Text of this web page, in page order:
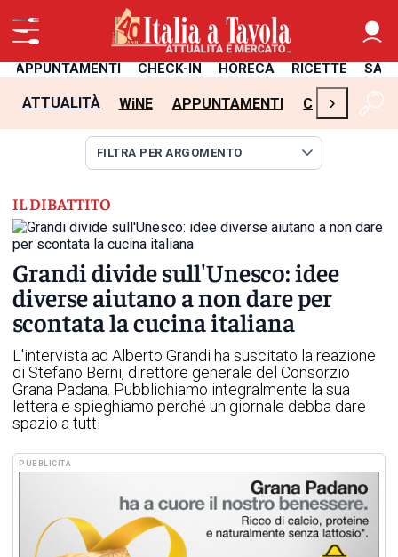
APPUNTAMENTI CHECK-IN HORECA RICETTE
ATTUALITÀ WiNE APPUNTAMENTI CHECK-IN
›
IL DIBATTITO
Grandi divide sull'Unesco: idee
diverse aiutano a non dare per
scontata la cucina italiana
L'intervista ad Alberto Grandi ha suscitato la reazione
di Stefano Berni, direttore generale del Consorzio
Grana Padana. Pubblichiamo integralmente la sua
lettera e spieghiamo perché un giornale debba dare
spazio a tutti
PUBBLICITÀ